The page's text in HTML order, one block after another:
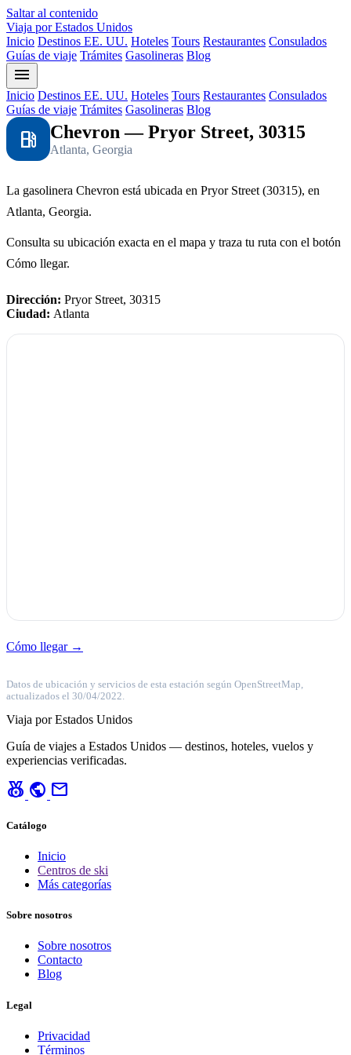
Saltar al contenido
Viaja por Estados Unidos
Inicio Destinos EE. UU. Hoteles Tours Restaurantes Consulados
Guías de viaje Trámites Gasolineras Blog
menu
Inicio Destinos EE. UU. Hoteles Tours Restaurantes Consulados
Guías de viaje Trámites Gasolineras Blog
local_gas_station Chevron — Pryor Street, 30315
Atlanta, Georgia
La gasolinera Chevron está ubicada en Pryor Street (30315), en
Atlanta, Georgia.
Consulta su ubicación exacta en el mapa y traza tu ruta con el botón
Cómo llegar.
Dirección: Pryor Street, 30315
Ciudad: Atlanta
Cómo llegar →
Datos de ubicación y servicios de esta estación según OpenStreetMap,
actualizados el 30/04/2022.
Viaja por Estados Unidos
Guía de viajes a Estados Unidos — destinos, hoteles, vuelos y
experiencias verificadas.
social_leaderboard public mail
Catálogo
Inicio
Centros de ski
Más categorías
Sobre nosotros
Sobre nosotros
Contacto
Blog
Legal
Privacidad
Términos